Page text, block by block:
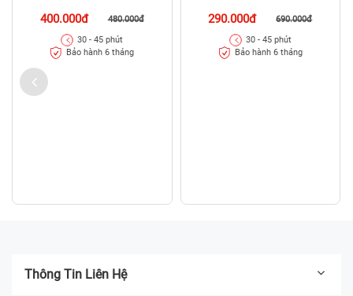
400.000đ 480.000đ
30 - 45 phút
Bảo hành 6 tháng
290.000đ 690.000đ
30 - 45 phút
Bảo hành 6 tháng
Thông Tin Liên Hệ